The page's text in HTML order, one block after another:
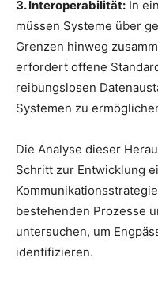
3. Interoperabilität: In
müssen Systeme über
Grenzen hinweg
erfordert offene
reibungslosen
Systemen zu
Die Analyse dieser
Schritt zur Entwicklung
bestehenden Prozesse
untersuchen, um
identifizieren.